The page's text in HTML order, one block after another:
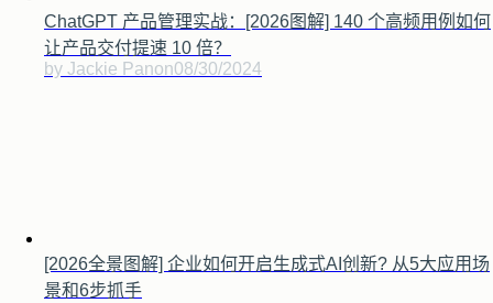
ChatGPT 产品管理实战：[2026图解] 140 个高频用例如何
让产品交付提速 10 倍？
by Jackie Panon08/30/2024
[2026全景图解] 企业如何开启生成式AI创新? 从5大应用场
景和6步抓手